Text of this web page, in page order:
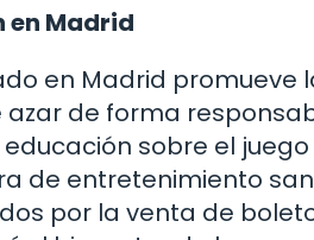
en Madrid
en Madrid promueve
de forma
sobre el juego
de entretenimiento
por la venta de